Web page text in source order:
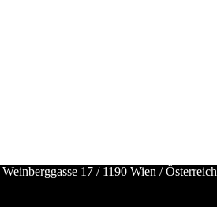
Weinberggasse 17 / 1190 Wien / Österreich